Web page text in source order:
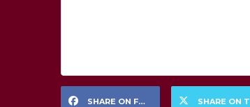
SHARE ON FACEBOOK SHARE ON TWITTER